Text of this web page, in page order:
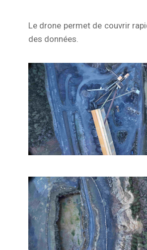
Le drone permet de couvrir
des données.